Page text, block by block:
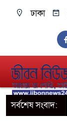
ঢাকা
সর্বশেষ সংবাদ: